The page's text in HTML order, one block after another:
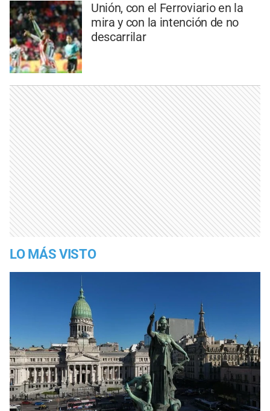
Unión, con el Ferroviario en la
mira y con la intención de no
descarrilar
LO MÁS VISTO